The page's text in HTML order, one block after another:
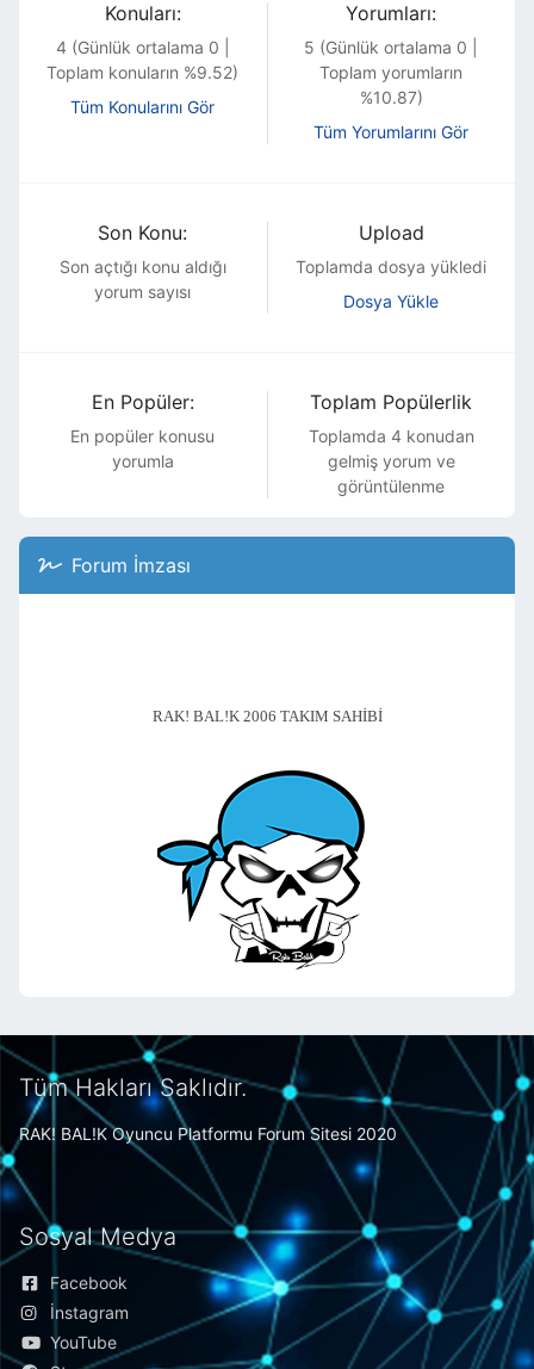
Konuları:
4 (Günlük ortalama 0 |
Toplam konuların %9.52)
Tüm Konularını Gör
Yorumları:
5 (Günlük ortalama 0 |
Toplam yorumların
%10.87)
Tüm Yorumlarını Gör
Son Konu:
Son açtığı konu aldığı
yorum sayısı
Upload
Toplamda dosya yükledi
Dosya Yükle
En Popüler:
En popüler konusu
yorumla
Toplam Popülerlik
Toplamda 4 konudan
gelmiş yorum ve
görüntülenme
Forum İmzası
RAK! BAL!K 2006 TAKIM SAHİBİ
Tüm Hakları Saklıdır.
RAK! BAL!K Oyuncu Platformu Forum Sitesi 2020
Sosyal Medya
Facebook
İnstagram
YouTube